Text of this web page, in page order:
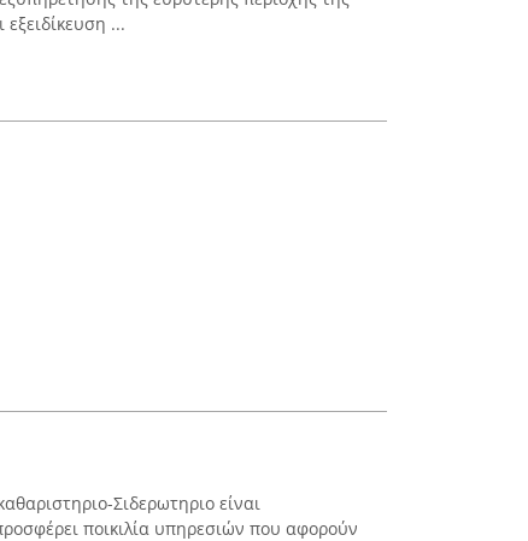
...
Σιδερωτηριο είναι
ποικιλία υπηρεσιών που αφορούν